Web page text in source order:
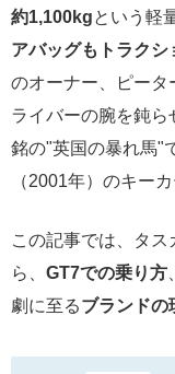
約1,100kg という軽
アバッグもトラク
のオーナー、ピータ
ライバーの腕を鈍
銘の"英国の暴れ馬"
（2001年）のキー
この記事では、タス
ら、 GT7での乗り方
劇に至るブランドの